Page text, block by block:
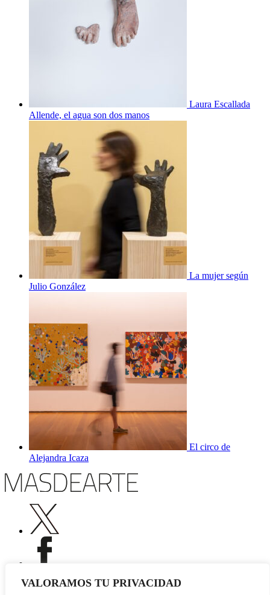
VALORAMOS TU PRIVACIDAD
Laura Escallada
Allende, el agua son dos manos
La mujer según
Julio González
El circo de
Alejandra Icaza